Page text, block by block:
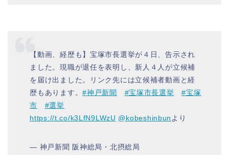
【動画、経歴も】宝塚市長選挙が４日、告示され
ました。現職が退任を表明し、新人４人が立候補
を届け出ました。リンク先には立候補者動画と経
歴もあります。#神戸新聞 #宝塚市長選挙
#宝塚
市
#選挙
https://t.co/k3LfN9LWzU @kobeshinbunより
— 神戸新聞 阪神総局・北摂総局